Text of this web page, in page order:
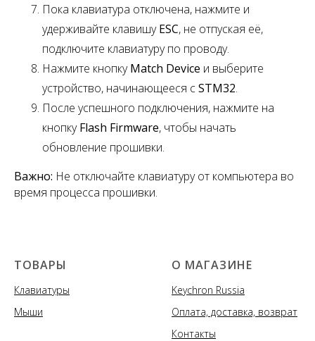
Пока клавиатура отключена, нажмите и
удерживайте клавишуESC, не отпуская её,
подключите клавиатуру по проводу.
Нажмите кнопкуMatch Device и выберите
устройство, начинающееся сSTM32.
После успешного подключения, нажмите на
кнопкуFlash Firmware, чтобы начать
обновление прошивки.
Важно: Не отключайте клавиатуру от компьютера во
время процесса прошивки.
ТОВАРЫ
Клавиатуры
Мыши
О МАГАЗИНЕ
Keychron Russia
Оплата, доставка, возврат
Контакты